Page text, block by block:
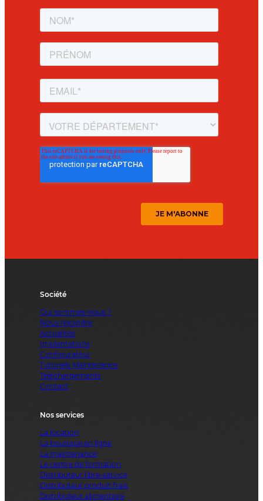
Société
Qui sommes-nous ?
Nous rejoindre
Actualités
Implantations
Configurateur
Tutoriels Maintenance
Téléchargements
Contact
Nos services
La location
La boutique en ligne
La maintenance
Le centre de formation
Distributeur libre-service
Distributeur produit frais
Distributeur alimentaire